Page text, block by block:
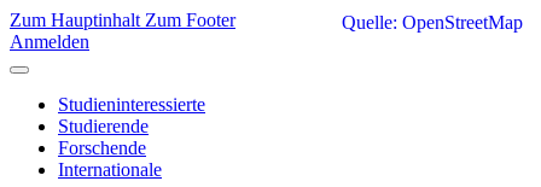
Zum Hauptinhalt Zum Footer
Anmelden
Studieninteressierte
Studierende
Forschende
Internationale
Quelle: OpenStreetMap